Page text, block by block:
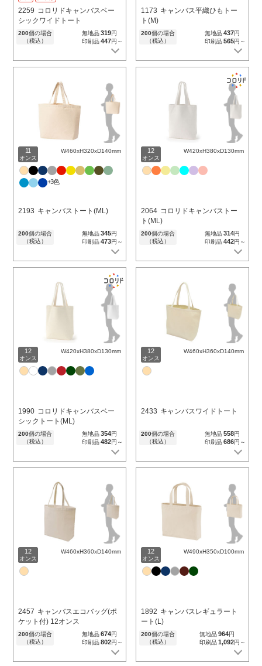
2259 コロリドキャンバスベー
シックワイドトート
200個の場合
（税込）
無地品319円
印刷品447円～
1173 キャンバス平織ひもトー
ト(M)
200個の場合
（税込）
無地品437円
印刷品565円～
11
オンス
W460xH320xD140mm
+3色
2193 キャンバストート(ML)
200個の場合
（税込）
無地品345円
印刷品473円～
12
オンス
W420xH380xD130mm
2064 コロリドキャンバストー
ト(ML)
200個の場合
（税込）
無地品314円
印刷品442円～
12
オンス
W420xH380xD130mm
1990 コロリドキャンバスベー
シックトート(ML)
200個の場合
（税込）
無地品354円
印刷品482円～
12
オンス
W460xH360xD140mm
2433 キャンバスワイドトート
200個の場合
（税込）
無地品558円
印刷品686円～
12
オンス
W460xH360xD140mm
2457 キャンバスエコバッグ(ポ
ケット付) 12オンス
200個の場合
（税込）
無地品674円
印刷品802円～
12
オンス
W490xH350xD100mm
1892 キャンバスレギュラート
ート(L)
200個の場合
（税込）
無地品964円
印刷品1,092円～